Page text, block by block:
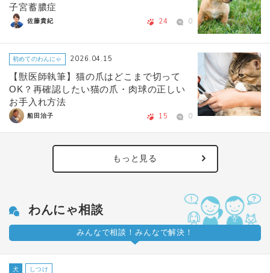
子宮蓄膿症
佐藤貴紀 24 0
初めてのわんにゃ 2026.04.15
【獣医師執筆】猫の爪はどこまで切って
OK？再確認したい猫の爪・肉球の正しい
お手入れ方法
船田治子 15 0
もっと見る
わんにゃ相談
みんなで相談！みんなで解決！
犬 しつけ